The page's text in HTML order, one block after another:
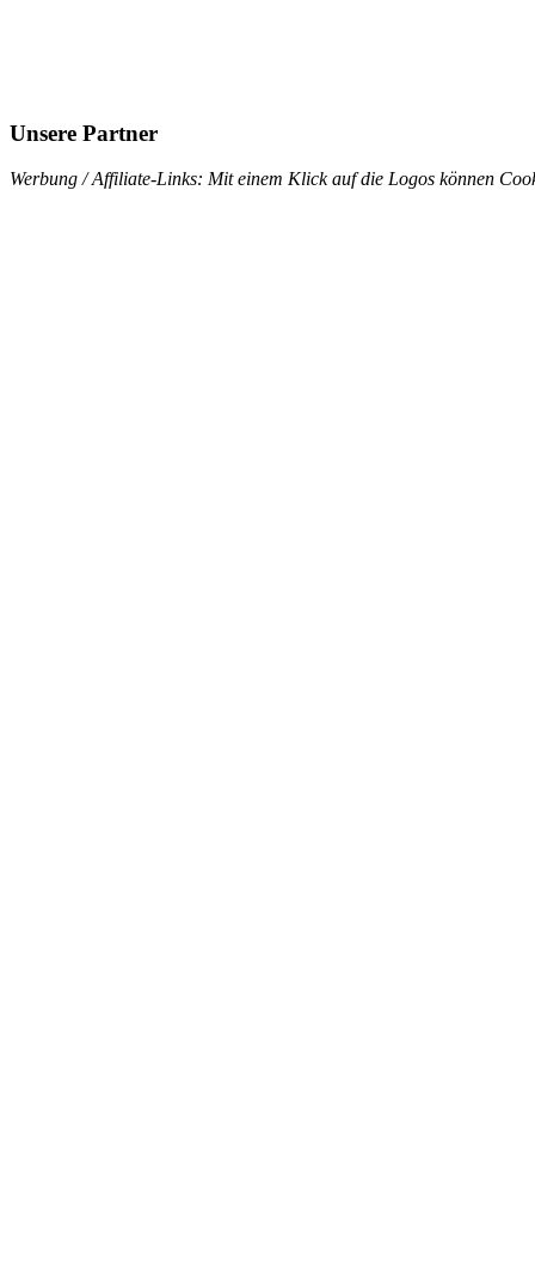
Unsere Partner
Werbung / Affiliate-Links: Mit einem Klick auf die Logos können